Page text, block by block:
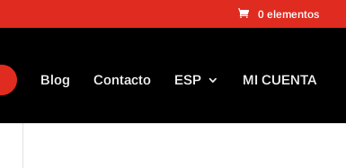
0 elementos
Blog Contacto ESP MI CUENTA